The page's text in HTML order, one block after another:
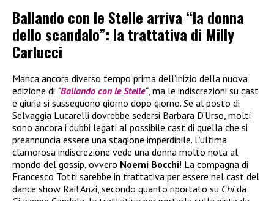
Ballando con le Stelle arriva “la donna
dello scandalo”: la trattativa di Milly
Carlucci
Manca ancora diverso tempo prima dell’inizio della nuova
edizione di “Ballando con le Stelle“, ma le indiscrezioni su cast
e giuria si susseguono giorno dopo giorno. Se al posto di
Selvaggia Lucarelli dovrebbe sedersi Barbara D’Urso, molti
sono ancora i dubbi legati al possibile cast di quella che si
preannuncia essere una stagione imperdibile. L’ultima
clamorosa indiscrezione vede una donna molto nota al
mondo del gossip, ovvero Noemi Bocchi! La compagna di
Francesco Totti sarebbe in trattativa per essere nel cast del
dance show Rai! Anzi, secondo quanto riportato su Chida